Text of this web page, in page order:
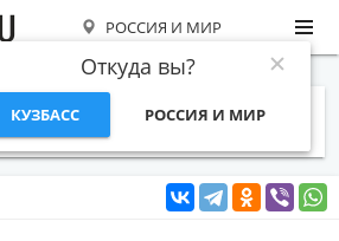
РОССИЯ И МИР
Откуда вы?
КУЗБАСС РОССИЯ И МИР
СТАТЬИ ТЕМЫ ФОТО